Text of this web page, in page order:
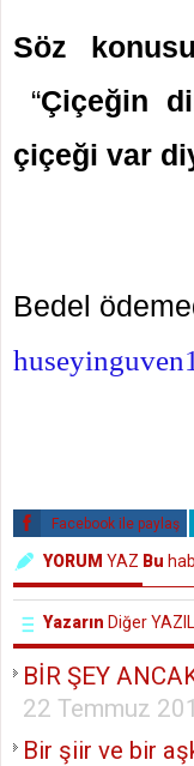
Söz
“Çiçeğin
çiçeği var
Bedel
Facebook ile paylaş
YORUM YAZ Bu
Yazarın Diğer
BİR ŞEY
22 Temmuz
Bir şiir ve bir